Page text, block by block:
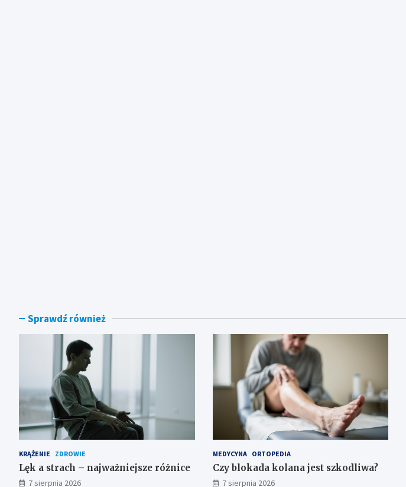
Sprawdź również
KRĄŻENIE ZDROWIE
Lęk a strach – najważniejsze różnice
7 sierpnia 2026
MEDYCYNA ORTOPEDIA
Czy blokada kolana jest szkodliwa?
7 sierpnia 2026